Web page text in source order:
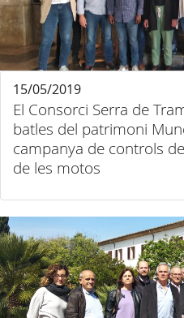
El Consorci Serra de
batles del patrimoni
campanya de controls
de les motos
15/05/2019